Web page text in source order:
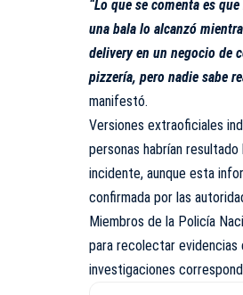
“Lo que se comenta es
una bala lo alcanzó
delivery en un negocio de
pizzería, pero nadie sabe
manifestó.
Versiones extraoficiales
personas habrían
incidente, aunque esta
confirmada por las
Miembros de la Policía
para recolectar evidencias
investigaciones